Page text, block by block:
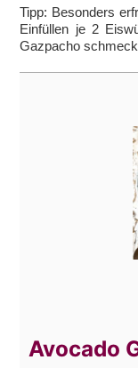
Tipp: Besonders
Einfüllen je 2
Gazpacho
Avocado